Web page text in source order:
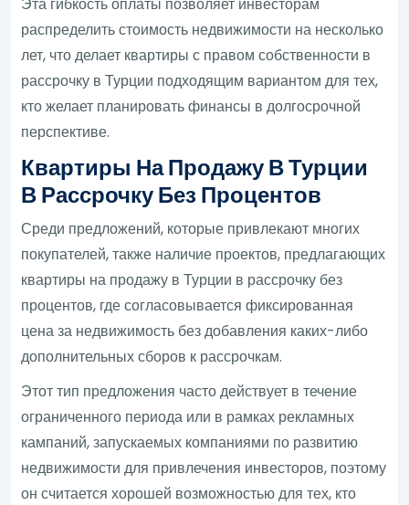
распределить стоимость недвижимости на несколько
лет, что делает квартиры с правом собственности в
рассрочку в Турции подходящим вариантом для тех,
кто желает планировать финансы в долгосрочной
перспективе.
Квартиры На Продажу В Турции
В Рассрочку Без Процентов
Среди предложений, которые привлекают многих
покупателей, также наличие проектов, предлагающих
квартиры на продажу в Турции в рассрочку без
процентов, где согласовывается фиксированная
цена за недвижимость без добавления каких-либо
дополнительных сборов к рассрочкам.
Этот тип предложения часто действует в течение
ограниченного периода или в рамках рекламных
кампаний, запускаемых компаниями по развитию
недвижимости для привлечения инвесторов, поэтому
он считается хорошей возможностью для тех, кто